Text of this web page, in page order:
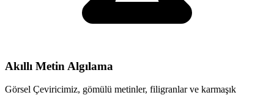
Akıllı Metin Algılama
Görsel Çeviricimiz, gömülü metinler, filigranlar ve karmaşık